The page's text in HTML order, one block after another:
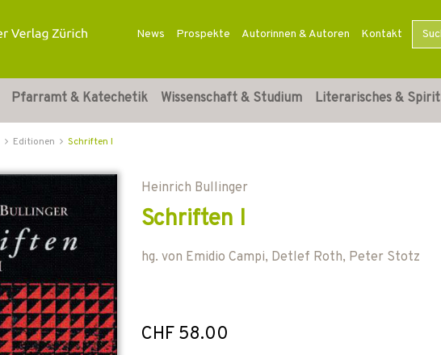
News Prospekte Autorinnen & Autoren Kontakt
Pfarramt & Katechetik Wissenschaft & Studium Literarisches &
Editionen Schriften I
Heinrich Bullinger
Schriften I
hg. von Emidio Campi, Detlef Roth, Peter Stotz
CHF 58.00